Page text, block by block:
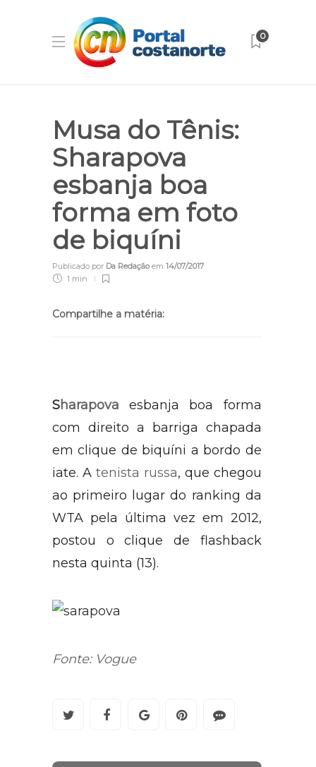
0
Musa do Tênis:
Sharapova
esbanja boa
forma em foto
de biquíni
Publicado por Da Redaçãoem 14/07/2017
1 min
Compartilhe a matéria:
Sharapovaesbanja boa forma
com direito a barriga chapada
em clique de biquíni a bordo de
iate. A tenista russa, que chegou
ao primeiro lugar do ranking da
WTA pela última vez em 2012,
postou o clique de flashback
nesta quinta (13).
Fonte: Vogue